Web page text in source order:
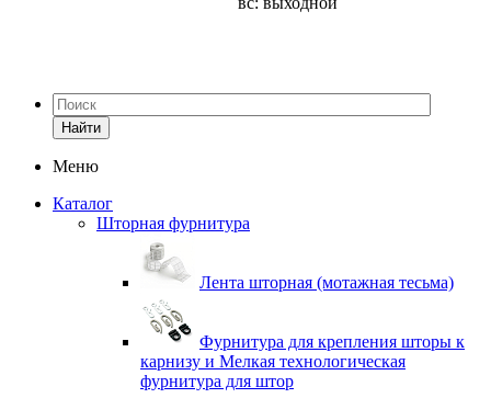
Найти
Меню
Каталог
Шторная фурнитура
Лента шторная (мотажная тесьма)
Фурнитура для крепления шторы к
карнизу и Мелкая технологическая
фурнитура для штор